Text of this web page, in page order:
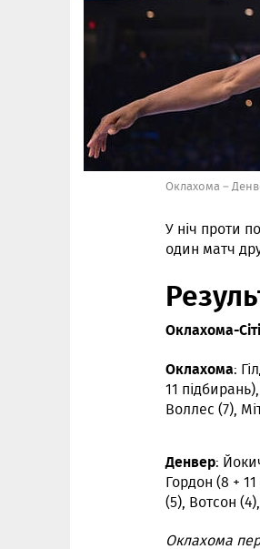
Оклахома –
У ніч проти
один матч
Оклахома-Сіті
Оклахома:
11
Воллес (7),
Денвер:
Гордон (8 +
(5), Вотсон
Оклахома